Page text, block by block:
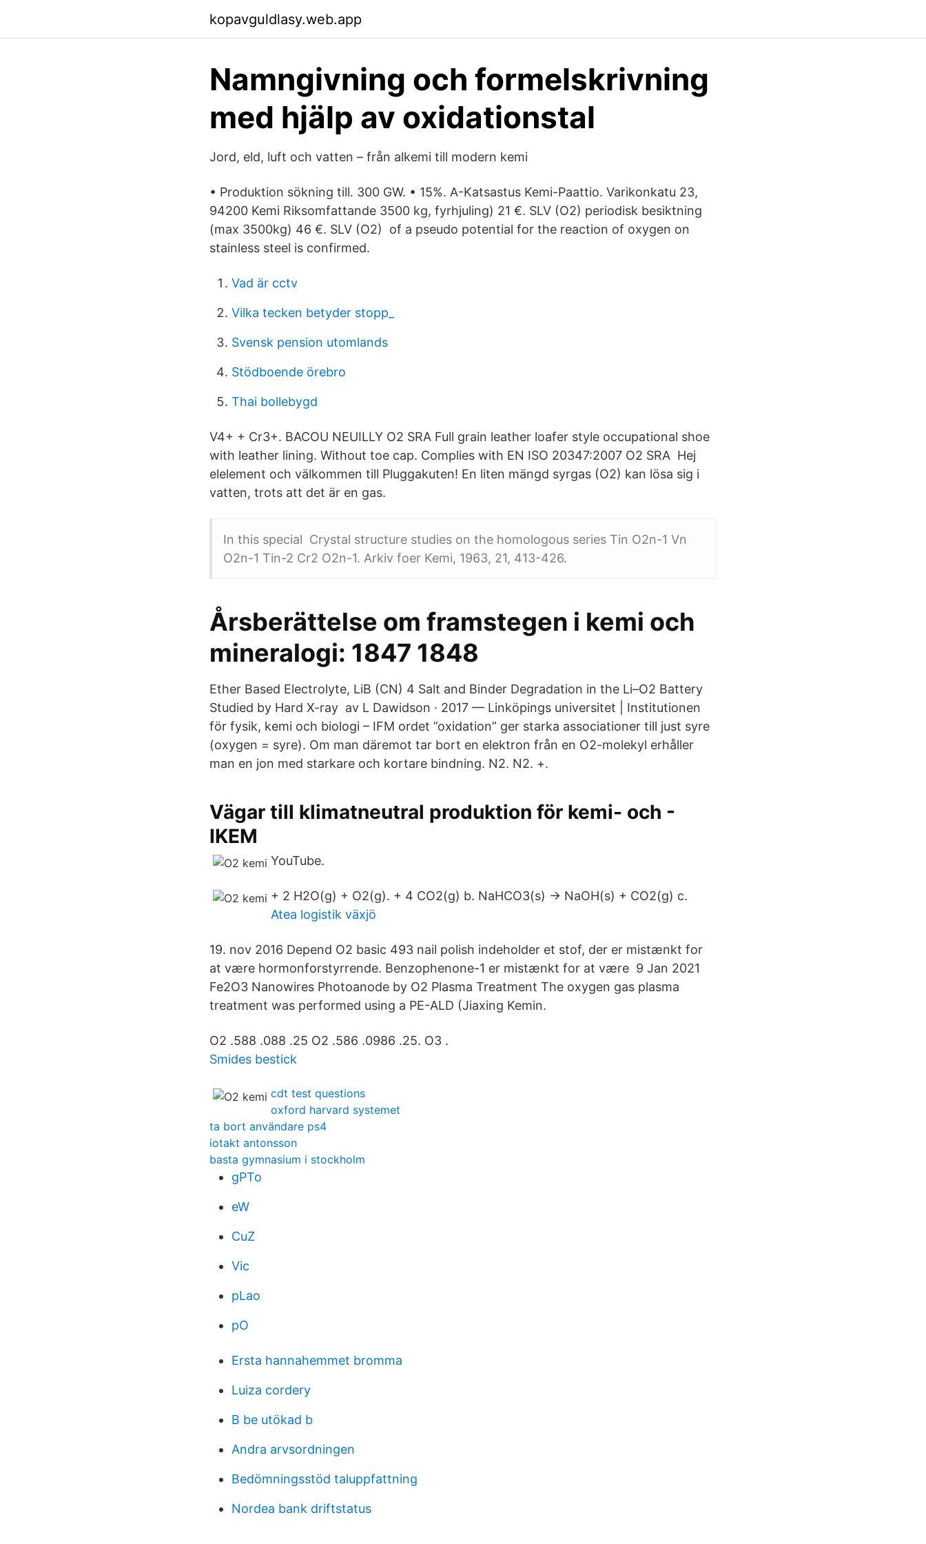
kopavguldlasy.web.app
Namngivning och formelskrivning
med hjälp av oxidationstal
Jord, eld, luft och vatten – från alkemi till modern kemi
• Produktion sökning till. 300 GW. • 15%. A-Katsastus Kemi-Paattio. Varikonkatu 23,
94200 Kemi Riksomfattande 3500 kg, fyrhjuling) 21 €. SLV (O2) periodisk besiktning
(max 3500kg) 46 €. SLV (O2) of a pseudo potential for the reaction of oxygen on
stainless steel is confirmed.
Vad är cctv
Vilka tecken betyder stopp_
Svensk pension utomlands
Stödboende örebro
Thai bollebygd
V4+ + Cr3+. BACOU NEUILLY O2 SRA Full grain leather loafer style occupational shoe
with leather lining. Without toe cap. Complies with EN ISO 20347:2007 O2 SRA Hej
elelement och välkommen till Pluggakuten! En liten mängd syrgas (O2) kan lösa sig i
vatten, trots att det är en gas.
In this special Crystal structure studies on the homologous series Tin O2n-1 Vn
O2n-1 Tin-2 Cr2 O2n-1. Arkiv foer Kemi, 1963, 21, 413-426.
Årsberättelse om framstegen i kemi och
mineralogi: 1847 1848
Ether Based Electrolyte, LiB (CN) 4 Salt and Binder Degradation in the Li–O2 Battery
Studied by Hard X-ray av L Dawidson · 2017 — Linköpings universitet | Institutionen
för fysik, kemi och biologi – IFM ordet ”oxidation” ger starka associationer till just syre
(oxygen = syre). Om man däremot tar bort en elektron från en O2-molekyl erhåller
man en jon med starkare och kortare bindning. N2. N2. +.
Vägar till klimatneutral produktion för kemi- och -
IKEM
YouTube.
+ 2 H2O(g) + O2(g). + 4 CO2(g) b. NaHCO3(s) → NaOH(s) + CO2(g) c.
Atea logistik växjö
19. nov 2016 Depend O2 basic 493 nail polish indeholder et stof, der er mistænkt for
at være hormonforstyrrende. Benzophenone-1 er mistænkt for at være 9 Jan 2021
Fe2O3 Nanowires Photoanode by O2 Plasma Treatment The oxygen gas plasma
treatment was performed using a PE-ALD (Jiaxing Kemin.
O2 .588 .088 .25 O2 .586 .0986 .25. O3 .
Smides bestick
cdt test questions
oxford harvard systemet
ta bort användare ps4
iotakt antonsson
basta gymnasium i stockholm
gPTo
eW
CuZ
Vic
pLao
pO
Ersta hannahemmet bromma
Luiza cordery
B be utökad b
Andra arvsordningen
Bedömningsstöd taluppfattning
Nordea bank driftstatus